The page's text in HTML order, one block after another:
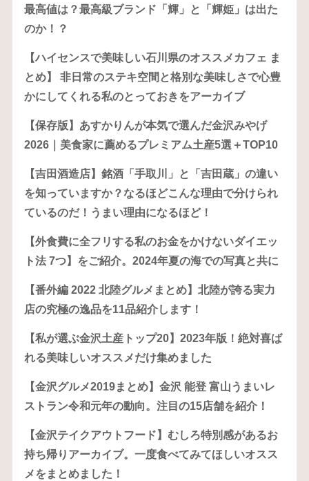
最高値は？最高級ブランド「輝」と「輝姫」は出た
のか！？
【ハイセンスで美味しい石川県のオススメカフェ ま
とめ】 非日常のステキ空間と格別な美味しさで心豊
かにしてくれる私のとっておきをアーカイブ
【保存版】あすかりんが本気で選んだ金沢みやげ
2026｜美食家に薦めるプレミアム土産5選＋TOP10
【吉田酒造店】銘酒「手取川」と「吉田蔵」の違い
を知っていますか？なるほどこんな理由で分けられ
ているのだ！うまい理由になるほど！
【外食費に全フリする私のお金をかけないダイエッ
ト法 7つ】をご紹介。2024年夏の海での写真と共に
【番外編 2022 北陸グルメまとめ】北陸が誇る実力
店の究極の逸品を11品紹介します！
【私が選ぶ金沢土産トップ20】2023年版！絶対喜ば
れる美味しいオススメだけ集めました
【金沢グルメ2019まとめ】金沢 能登 富山うまいレ
ストラン令和元年の動向。注目の15店舗を紹介！
【金沢テイクアウトフード】むしろ特別感があるお
持ち帰りアーカイブ。一度食べてみてほしいオスス
メをまとめました！